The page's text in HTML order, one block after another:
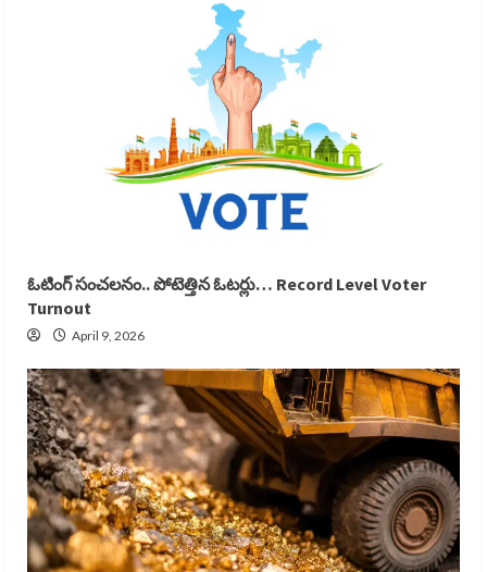
ఓటింగ్ సంచలనం.. పోటెత్తిన ఓటర్లు… Record Level Voter
Turnout
April 9, 2026